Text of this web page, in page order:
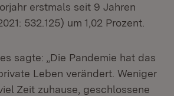
erstmals seit 9 Jahren
532.125) um 1,02 Prozent.
sagte: „Die Pandemie hat das
Leben verändert. Weniger
Zeit zuhause, geschlossene